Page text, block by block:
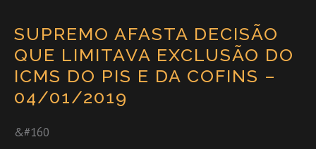
SUPREMO AFASTA DECISÃO
QUE LIMITAVA EXCLUSÃO DO
ICMS DO PIS E DA COFINS –
04/01/2019
&#160